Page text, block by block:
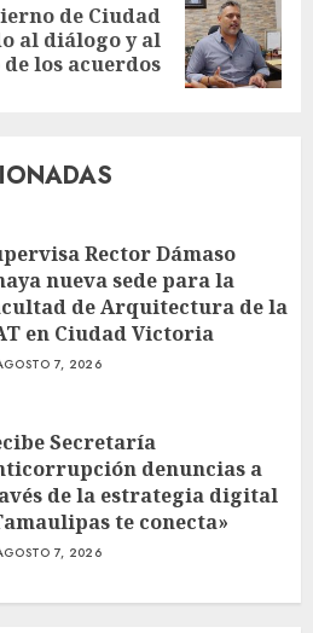
de Ciudad
al diálogo y al
los acuerdos
Rector Dámaso
nueva sede para la
de Arquitectura de la
en Ciudad Victoria
7, 2026
Secretaría
denuncias a
de la estrategia digital
te conecta»
7, 2026